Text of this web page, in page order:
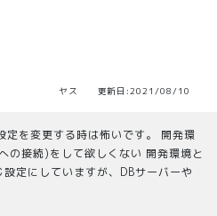
ヤス 更新日:2021/08/10
を変更する時は怖いです。 開発環
の接続)をして欲しくない 開発環境と
定にしていますが、DBサーバーや